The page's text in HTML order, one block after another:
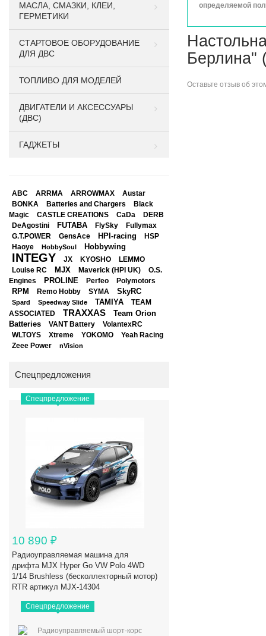
МАСЛА, СМАЗКИ, КЛЕИ,
ГЕРМЕТИКИ
СТАРТОВОЕ ОБОРУДОВАНИЕ
ДЛЯ ДВС
ТОПЛИВО ДЛЯ МОДЕЛЕЙ
ДВИГАТЕЛИ И АКСЕССУАРЫ
(ДВС)
ГАДЖЕТЫ
ABC ARRMA ARROWMAX Austar
BONKA Batteries and Chargers
Black
Magic
CASTLE CREATIONS CaDa DERB
DeAgostini FUTABA FlySky Fullymax
G.T.POWER GensAce HPI-racing
HSP
Haoye
HobbySoul Hobbywing
INTEGY JX KYOSHO
LEMMO
Louise RC
MJX Maverick (HPI UK)
O.S.
Engines
PROLINE Perfeo Polymotors
RPM Remo Hobby SYMA SkyRC
Spard Speedway Slide TAMIYA
TEAM
ASSOCIATED
TRAXXAS
Team Orion
Batteries
VANT Battery VolantexRC
WLTOYS Xtreme YOKOMO Yeah Racing
Zeee Power nVision
Спецпредложения
Спецпредложение
10 890 ₽
Радиоуправляемая машина для
дрифта MJX Hyper Go VW Polo 4WD
1/14 Brushless (бесколлекторный мотор)
RTR артикул MJX-14304
Спецпредложение
определяемой
Берлина"
Оставьте отзыв об